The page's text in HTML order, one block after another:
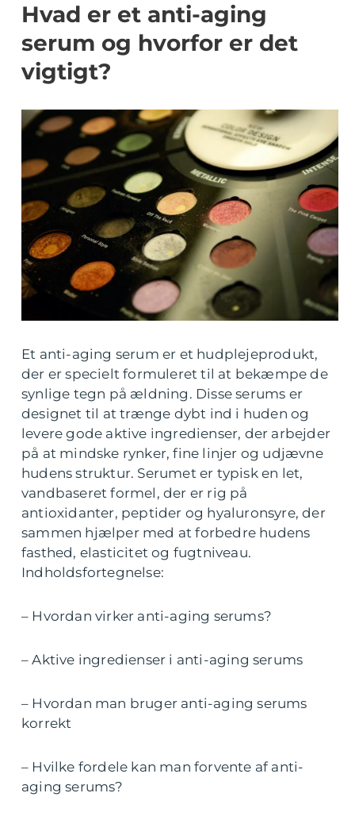
Hvad er et anti-aging
serum og hvorfor er det
vigtigt?
Et anti-aging serum er et hudplejeprodukt,
der er specielt formuleret til at bekæmpe de
synlige tegn på ældning. Disse serums er
designet til at trænge dybt ind i huden og
levere gode aktive ingredienser, der arbejder
på at mindske rynker, fine linjer og udjævne
hudens struktur. Serumet er typisk en let,
vandbaseret formel, der er rig på
antioxidanter, peptider og hyaluronsyre, der
sammen hjælper med at forbedre hudens
fasthed, elasticitet og fugtniveau.
Indholdsfortegnelse:
– Hvordan virker anti-aging serums?
– Aktive ingredienser i anti-aging serums
– Hvordan man bruger anti-aging serums
korrekt
– Hvilke fordele kan man forvente af anti-
aging serums?